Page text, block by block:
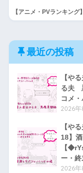
【アニメ・PVランキン
最近の投稿
【や
る夫
コメ・
2026年
【や
18】
【
ー・終
2026年